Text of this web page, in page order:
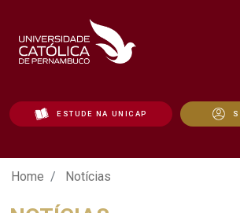
ESTUDE NA UNICAP
Notícias - Unicap
Home Notícias